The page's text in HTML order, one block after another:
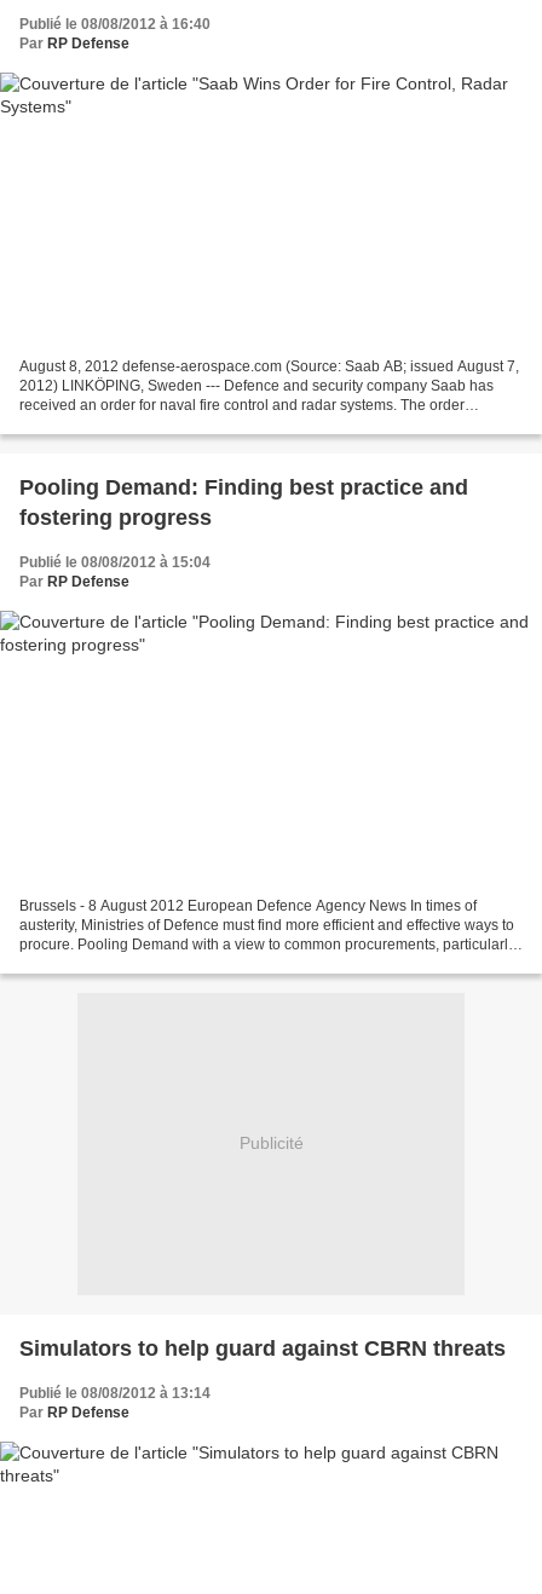
Publié le 08/08/2012 à 16:40
Par RP Defense
August 8, 2012 defense-aerospace.com (Source: Saab AB; issued August 7,
2012) LINKÖPING, Sweden --- Defence and security company Saab has
received an order for naval fire control and radar systems. The order
Pooling Demand: Finding best practice and
fostering progress
Publié le 08/08/2012 à 15:04
Par RP Defense
Brussels - 8 August 2012 European Defence Agency News In times of
austerity, Ministries of Defence must find more efficient and effective ways to
procure. Pooling Demand with a view to common procurements, particularly
Publicité
Simulators to help guard against CBRN threats
Publié le 08/08/2012 à 13:14
Par RP Defense